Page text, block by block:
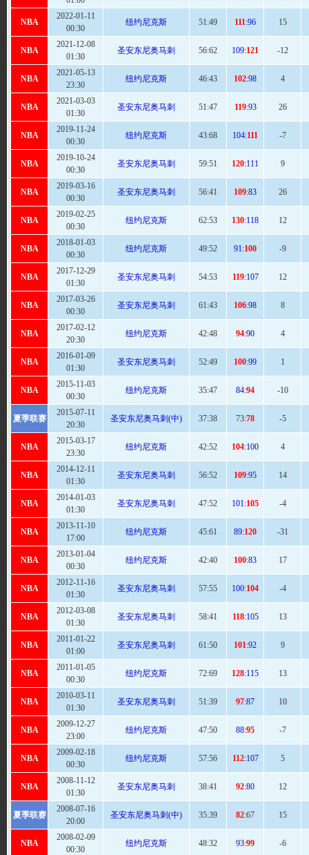
NBA
2022-01-11
00:30
纽约尼克斯 51:49 111:96 15
NBA
2021-12-08
01:30
圣安东尼奥马刺 56:62 109:121 -12
NBA
2021-05-13
23:30
纽约尼克斯 46:43 102:98 4
NBA
2021-03-03
01:30
圣安东尼奥马刺 51:47 119:93 26
NBA
2019-11-24
00:30
纽约尼克斯 43:68 104:111 -7
NBA
2019-10-24
00:30
圣安东尼奥马刺 59:51 120:111 9
NBA
2019-03-16
00:30
圣安东尼奥马刺 56:41 109:83 26
NBA
2019-02-25
00:30
纽约尼克斯 62:53 130:118 12
NBA
2018-01-03
00:30
纽约尼克斯 49:52 91:100 -9
NBA
2017-12-29
01:30
圣安东尼奥马刺 54:53 119:107 12
NBA
2017-03-26
00:30
圣安东尼奥马刺 61:43 106:98 8
NBA
2017-02-12
20:30
纽约尼克斯 42:48 94:90 4
NBA
2016-01-09
01:30
圣安东尼奥马刺 52:49 100:99 1
NBA
2015-11-03
00:30
纽约尼克斯 35:47 84:94 -10
夏季联赛
2015-07-11
20:30
圣安东尼奥马刺(中) 37:38 73:78 -5
NBA
2015-03-17
23:30
纽约尼克斯 42:52 104:100 4
NBA
2014-12-11
01:30
圣安东尼奥马刺 56:52 109:95 14
NBA
2014-01-03
01:30
圣安东尼奥马刺 47:52 101:105 -4
NBA
2013-11-10
17:00
纽约尼克斯 45:61 89:120 -31
NBA
2013-01-04
00:30
纽约尼克斯 42:40 100:83 17
NBA
2012-11-16
01:30
圣安东尼奥马刺 57:55 100:104 -4
NBA
2012-03-08
01:30
圣安东尼奥马刺 58:41 118:105 13
NBA
2011-01-22
01:00
圣安东尼奥马刺 61:50 101:92 9
NBA
2011-01-05
00:30
纽约尼克斯 72:69 128:115 13
NBA
2010-03-11
01:30
圣安东尼奥马刺 51:39 97:87 10
NBA
2009-12-27
23:00
纽约尼克斯 47:50 88:95 -7
NBA
2009-02-18
00:30
纽约尼克斯 57:56 112:107 5
NBA
2008-11-12
01:30
圣安东尼奥马刺 38:41 92:80 12
夏季联赛
2008-07-16
20:00
圣安东尼奥马刺(中) 35:39 82:67 15
NBA
2008-02-09
00:30
纽约尼克斯 48:32 93:99 -6